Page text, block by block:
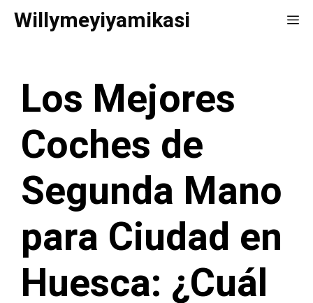
Saltar
Willymeyiyamikasi
Los Mejores
Coches de
Segunda Mano
para Ciudad en
Huesca: ¿Cuál